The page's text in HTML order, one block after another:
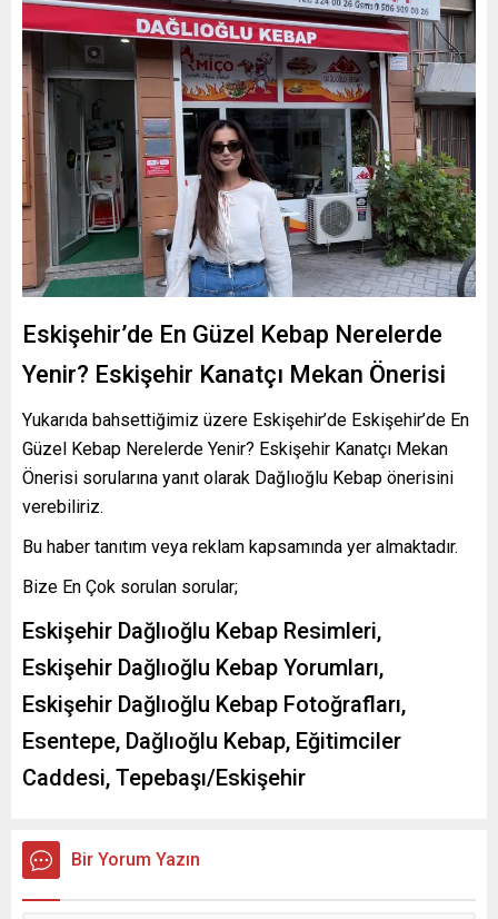
Eskişehir’de En Güzel Kebap Nerelerde
Yenir? Eskişehir Kanatçı Mekan Önerisi
Yukarıda bahsettiğimiz üzere Eskişehir’de Eskişehir’de En
Güzel Kebap Nerelerde Yenir? Eskişehir Kanatçı Mekan
Önerisi sorularına yanıt olarak Dağlıoğlu Kebap önerisini
verebiliriz.
Bu haber tanıtım veya reklam kapsamında yer almaktadır.
Bize En Çok sorulan sorular;
Eskişehir Dağlıoğlu Kebap Resimleri,
Eskişehir Dağlıoğlu Kebap Yorumları,
Eskişehir Dağlıoğlu Kebap Fotoğrafları,
Esentepe, Dağlıoğlu Kebap, Eğitimciler
Caddesi, Tepebaşı/Eskişehir
Bir Yorum Yazın